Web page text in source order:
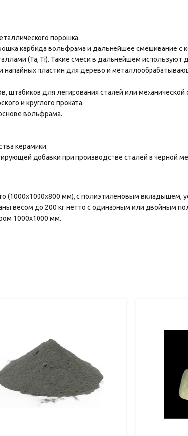
порошка.
карбида вольфрама и дальнейшее смешивание с
(Ta, Ti). Такие смеси в дальнейшем используют
пластин для дерево и
штабиков для легирования сталей или механической
и круглого проката.
вольфрама.
керамики.
добавки при производстве сталей в черной
(1000х1000х800 мм), с полиэтиленовым вкладышем,
весом до 200 кг нетто с одинарным или двойным
1000х1000 мм.